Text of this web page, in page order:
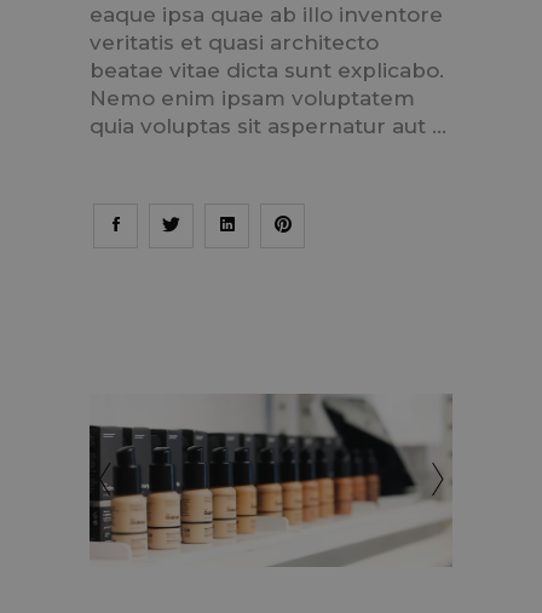
eaque ipsa quae ab illo inventore
veritatis et quasi architecto
beatae vitae dicta sunt explicabo.
Nemo enim ipsam voluptatem
quia voluptas sit aspernatur aut